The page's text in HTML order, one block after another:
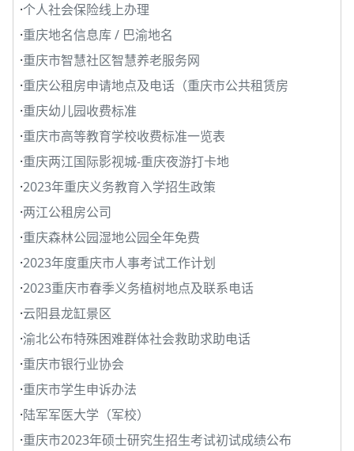
·个人社会保险线上办理
·重庆地名信息库 / 巴渝地名
·重庆市智慧社区智慧养老服务网
·重庆公租房申请地点及电话（重庆市公共租赁房
·重庆幼儿园收费标准
·重庆市高等教育学校收费标准一览表
·重庆两江国际影视城-重庆夜游打卡地
·2023年重庆义务教育入学招生政策
·两江公租房公司
·重庆森林公园湿地公园全年免费
·2023年度重庆市人事考试工作计划
·2023重庆市春季义务植树地点及联系电话
·云阳县龙缸景区
·渝北公布特殊困难群体社会救助求助电话
·重庆市银行业协会
·重庆市学生申诉办法
·陆军军医大学（军校）
·重庆市2023年硕士研究生招生考试初试成绩公布